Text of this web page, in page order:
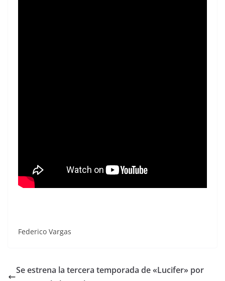
Federico Vargas
Se estrena la tercera temporada de «Lucifer» por